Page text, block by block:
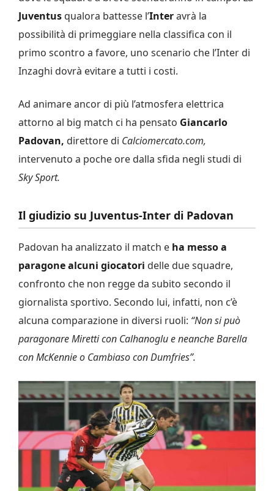
Juventus qualora battesse l’Interavrà la
possibilità di primeggiare nella classifica con il
primo scontro a favore, uno scenario che l’Inter di
Inzaghi dovrà evitare a tutti i costi.
Ad animare ancor di più l’atmosfera elettrica
attorno al big match ci ha pensato Giancarlo
Padovan, direttore di Calciomercato.com,
intervenuto a poche ore dalla sfida negli studi di
Sky Sport.
Il giudizio su Juventus-Inter di Padovan
Padovan ha analizzato il match e ha messo a
paragone alcuni giocatori delle due squadre,
confronto che non regge da subito secondo il
giornalista sportivo. Secondo lui, infatti, non c’è
alcuna comparazione in diversi ruoli: “Non si può
paragonare Miretti con Calhanoglu e neanche Barella
con McKennie o Cambiaso con Dumfries”.